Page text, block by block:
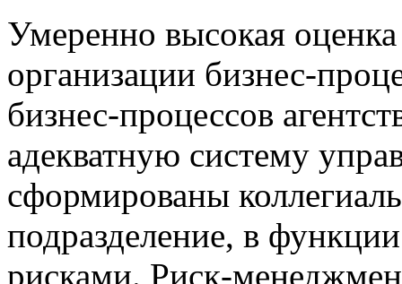
Умеренно высокая оценка
организации бизнес-
бизнес-процессов
адекватную систему
сформированы
подразделение, в
рисками. Риск-